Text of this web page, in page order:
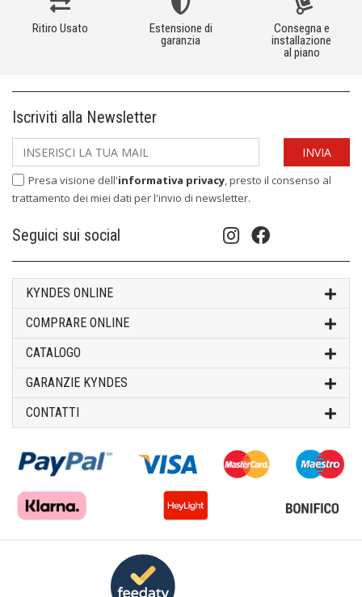
Ritiro Usato
Estensione di
garanzia
Consegna e
installazione
al piano
Iscriviti alla Newsletter
Presa visione dell'informativa privacy, presto il consenso al
trattamento dei miei dati per l'invio di newsletter.
Seguici sui social
KYNDES ONLINE
COMPRARE ONLINE
CATALOGO
GARANZIE KYNDES
CONTATTI